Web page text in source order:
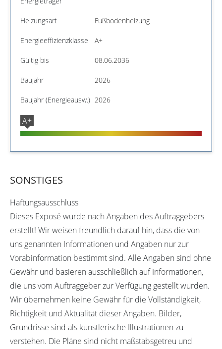
Heizungsart Fußbodenheizung
Energieeffizienzklasse A+
Gültig bis 08.06.2036
Baujahr 2026
Baujahr (Energieausw.) 2026
A+
SONSTIGES
Haftungsausschluss
Dieses Exposé wurde nach Angaben des Auftraggebers
erstellt! Wir weisen freundlich darauf hin, dass die von
uns genannten Informationen und Angaben nur zur
Vorabinformation bestimmt sind. Alle Angaben sind ohne
Gewähr und basieren ausschließlich auf Informationen,
die uns vom Auftraggeber zur Verfügung gestellt wurden.
Wir übernehmen keine Gewähr für die Vollständigkeit,
Richtigkeit und Aktualität dieser Angaben. Bilder,
Grundrisse sind als künstlerische Illustrationen zu
verstehen. Die Pläne sind nicht maßstabsgetreu und